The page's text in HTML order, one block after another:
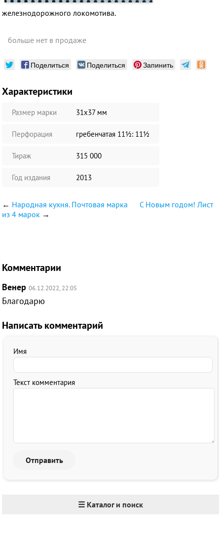
железнодорожного локомотива.
больше нет в продаже
Поделиться Поделиться Запинить
Характеристики
Размер марки 31х37 мм
Перфорация гребенчатая 11½: 11½
Тираж 315 000
Год издания 2013
← Народная кухня. Почтовая марка
С Новым годом! Лист
из 4 марок →
Комментарии
Венер06.12.2022, 22:05
Благодарю
Написать комментарий
Имя
Текст комментария
☰ Каталог и поиск